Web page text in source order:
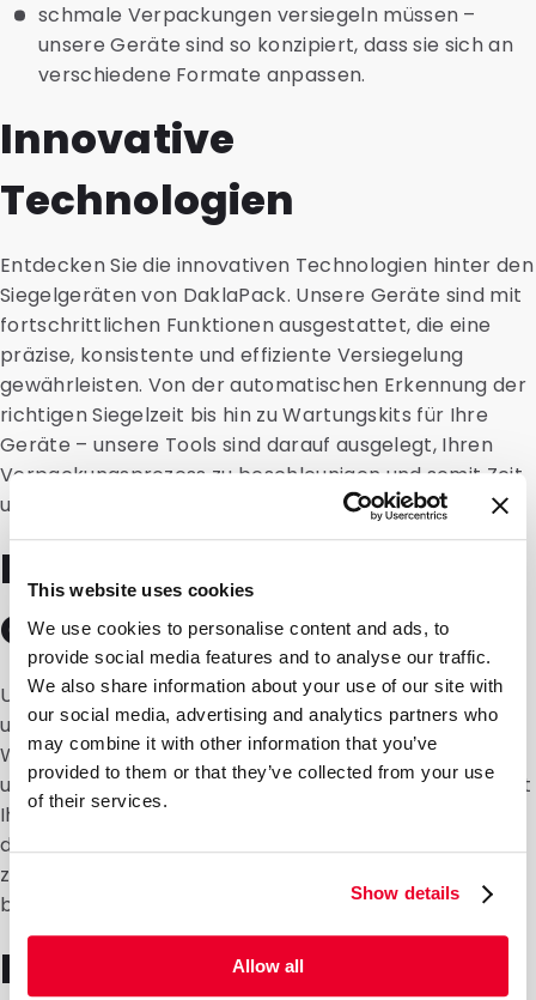
This website uses cookies
We use cookies to personalise content and ads, to
provide social media features and to analyse our traffic.
We also share information about your use of our site with
our social media, advertising and analytics partners who
may combine it with other information that you’ve
provided to them or that they’ve collected from your use
of their services.
Show details
Allow all
schmale Verpackungen versiegeln müssen –
unsere Geräte sind so konzipiert, dass sie sich an
verschiedene Formate anpassen.
Innovative
Technologien
Entdecken Sie die innovativen Technologien hinter den
Siegelgeräten von DaklaPack. Unsere Geräte sind mit
fortschrittlichen Funktionen ausgestattet, die eine
präzise, konsistente und effiziente Versiegelung
gewährleisten. Von der automatischen Erkennung der
richtigen Siegelzeit bis hin zu Wartungskits für Ihre
Geräte – unsere Tools sind darauf ausgelegt, Ihren
Verpackungsprozess zu beschleunigen und somit Zeit
und Geld zu sparen.
Nachhaltigkeit und
Qualität
Unsere Siegelgeräte bilden keine Ausnahme bei
unserem Streben nach Nachhaltigkeit und Qualität.
Wir fertigen unsere Geräte nach höchsten Standards
und aus langlebigen Materialien. Auf diese Weise bleibt
Ihre Anschaffung lange erhalten. Wenn Sie mehr
darüber erfahren möchten, wie unsere Siegelgeräte
zur Gesamtqualität Ihres Verpackungsprozesses
beitragen, nehmen Sie gerne Kontakt mit uns auf!
Nachhaltigkeit